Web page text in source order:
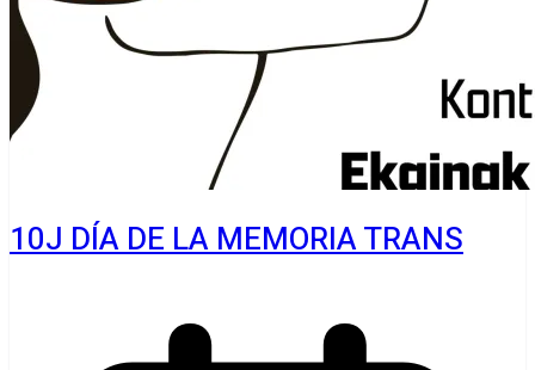
10J DÍA DE LA MEMORIA TRANS